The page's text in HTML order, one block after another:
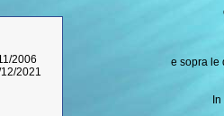
2006
2021
e sopra le